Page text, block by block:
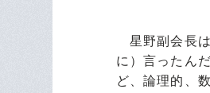
星野副会長は
に）言ったん
ど、論理的、